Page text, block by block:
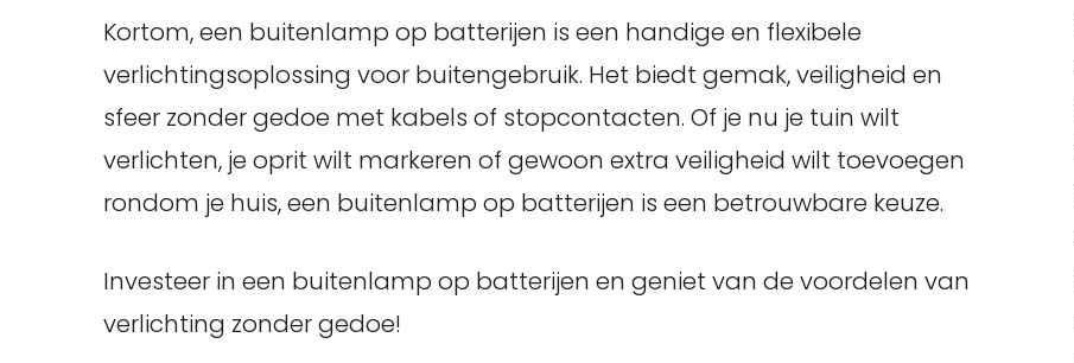
Kortom, een buitenlamp op batterijen is een handige en flexibele
verlichtingsoplossing voor buitengebruik. Het biedt gemak, veiligheid en
sfeer zonder gedoe met kabels of stopcontacten. Of je nu je tuin wilt
verlichten, je oprit wilt markeren of gewoon extra veiligheid wilt toevoegen
rondom je huis, een buitenlamp op batterijen is een betrouwbare keuze.
Investeer in een buitenlamp op batterijen en geniet van de voordelen van
verlichting zonder gedoe!